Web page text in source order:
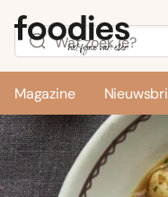
Magazine